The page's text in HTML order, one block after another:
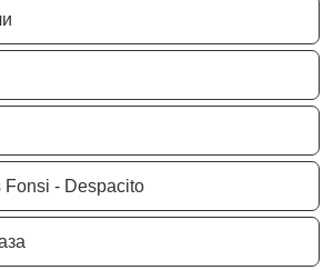
Fonsi - Despacito